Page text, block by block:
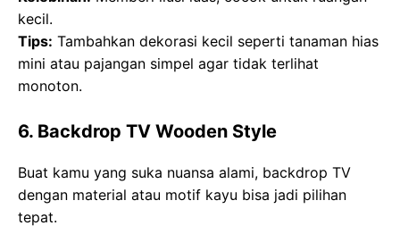
kecil.
Tips: Tambahkan dekorasi kecil seperti tanaman hias
mini atau pajangan simpel agar tidak terlihat
monoton.
6. Backdrop TV Wooden Style
Buat kamu yang suka nuansa alami, backdrop TV
dengan material atau motif kayu bisa jadi pilihan
tepat.